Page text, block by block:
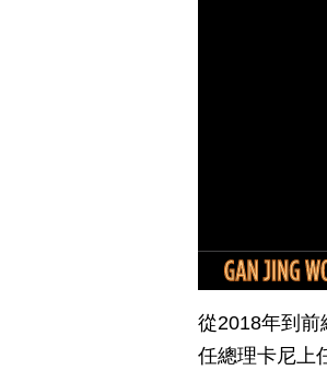
從2018年到前
任總理卡尼上